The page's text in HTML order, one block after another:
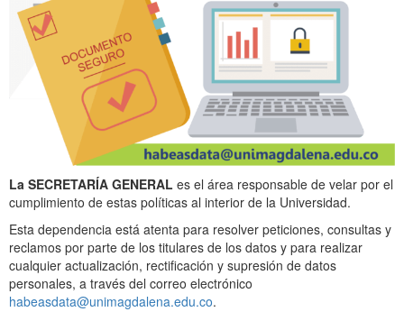
La SECRETARÍA GENERAL es el área responsable de velar por el
cumplimiento de estas políticas al interior de la Universidad.
Esta dependencia está atenta para resolver peticiones, consultas y
reclamos por parte de los titulares de los datos y para realizar
cualquier actualización, rectificación y supresión de datos
personales, a través del correo electrónico
habeasdata@unimagdalena.edu.co.